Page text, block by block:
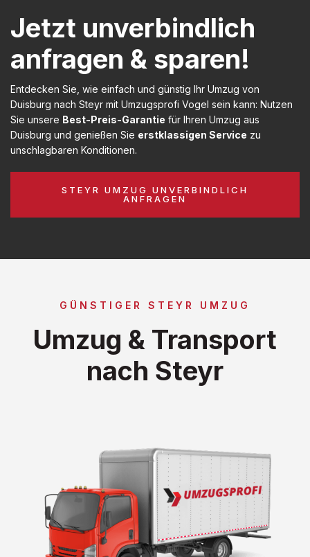
Jetzt unverbindlich
anfragen & sparen!
Entdecken Sie, wie einfach und günstig Ihr Umzug von
Duisburg nach Steyr mit Umzugsprofi Vogel sein kann: Nutzen
Sie unsere Best-Preis-Garantie für Ihren Umzug aus
Duisburg und genießen Sie erstklassigen Service zu
unschlagbaren Konditionen.
STEYR UMZUG UNVERBINDLICH
ANFRAGEN
GÜNSTIGER STEYR UMZUG
Umzug & Transport
nach Steyr